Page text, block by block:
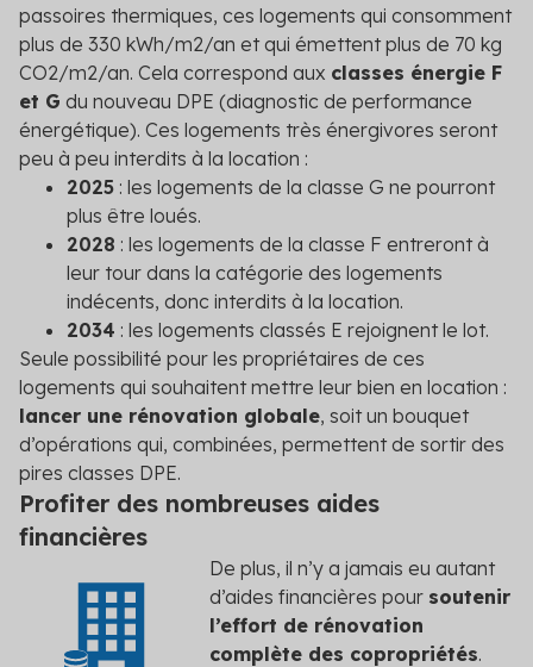
passoires thermiques, ces logements qui consomment
plus de 330 kWh/m2/an et qui émettent plus de 70 kg
CO2/m2/an. Cela correspond aux classes énergie F
et G du nouveau DPE (diagnostic de performance
énergétique). Ces logements très énergivores seront
peu à peu interdits à la location :
2025 : les logements de la classe G ne pourront
plus être loués.
2028 : les logements de la classe F entreront à
leur tour dans la catégorie des logements
indécents, donc interdits à la location.
2034 : les logements classés E rejoignent le lot.
Seule possibilité pour les propriétaires de ces
logements qui souhaitent mettre leur bien en location :
lancer une rénovation globale, soit un bouquet
d’opérations qui, combinées, permettent de sortir des
pires classes DPE.
Profiter des nombreuses aides
financières
De plus, il n’y a jamais eu autant
d’aides financières pour soutenir
l’effort de rénovation
complète des copropriétés.